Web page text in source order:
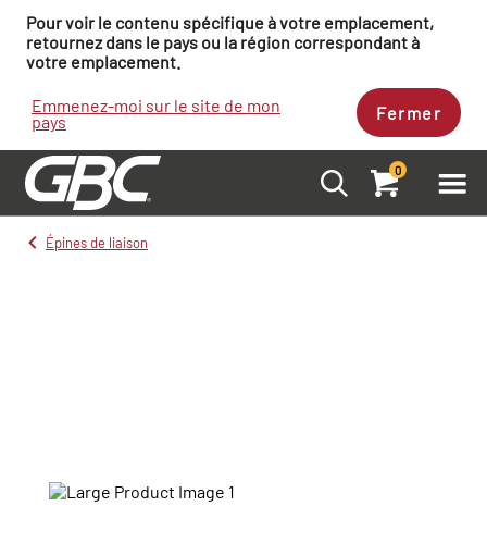
Pour voir le contenu spécifique à votre emplacement,
retournez dans le pays ou la région correspondant à
votre emplacement.
Emmenez-moi sur le site de mon
pays Fermer
0
Épines de liaison